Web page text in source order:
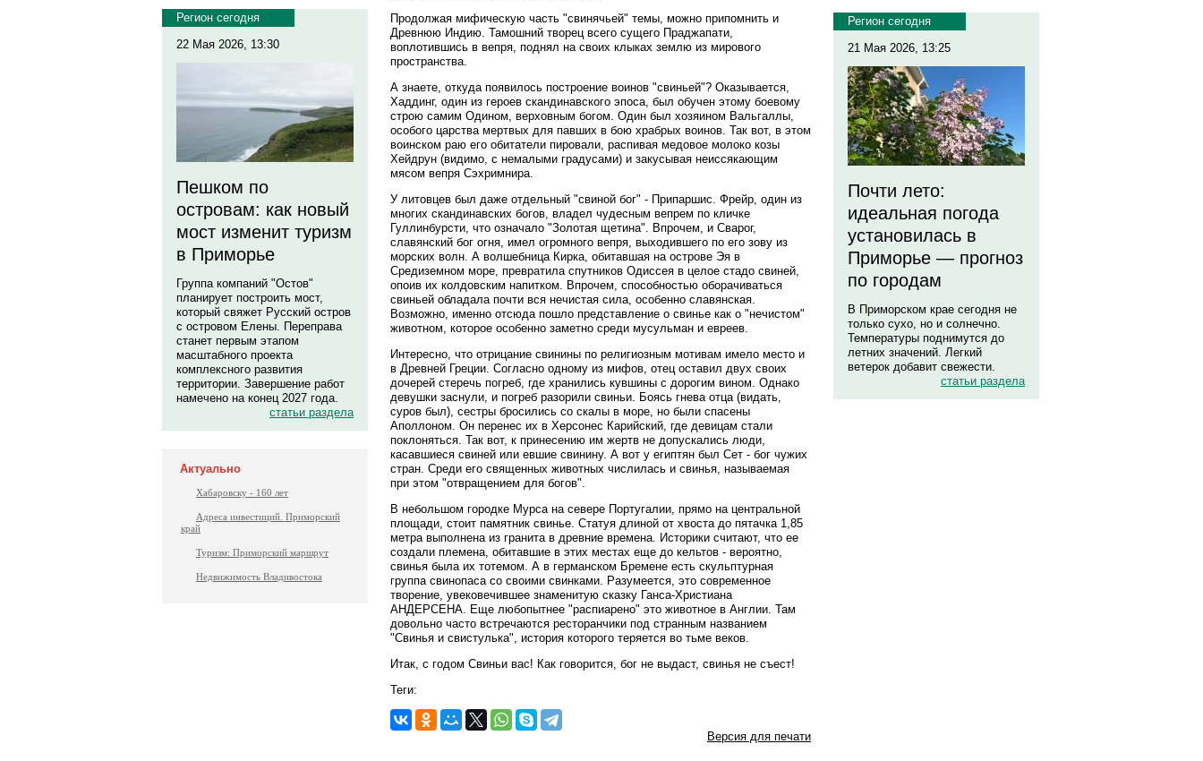
Регион сегодня
22 Мая 2026, 13:30
Пешком по
островам: как новый
мост изменит туризм
в Приморье
Группа компаний "Остов"
планирует построить мост,
который свяжет Русский остров
с островом Елены. Переправа
станет первым этапом
масштабного проекта
комплексного развития
территории. Завершение работ
намечено на конец 2027 года.
статьи раздела
Актуально
Хабаровску - 160 лет
Адреса инвестиций. Приморский
край
Туризм: Приморский маршрут
Недвижимость Владивостока
Продолжая мифическую часть "свинячьей" темы, можно припомнить и
Древнюю Индию. Тамошний творец всего сущего Праджапати,
воплотившись в вепря, поднял на своих клыках землю из мирового
пространства.
А знаете, откуда появилось построение воинов "свиньей"? Оказывается,
Хаддинг, один из героев скандинавского эпоса, был обучен этому боевому
строю самим Одином, верховным богом. Один был хозяином Вальгаллы,
особого царства мертвых для павших в бою храбрых воинов. Так вот, в этом
воинском раю его обитатели пировали, распивая медовое молоко козы
Хейдрун (видимо, с немалыми градусами) и закусывая неиссякающим
мясом вепря Сэхримнира.
У литовцев был даже отдельный "свиной бог" - Припаршис. Фрейр, один из
многих скандинавских богов, владел чудесным вепрем по кличке
Гуллинбурсти, что означало "Золотая щетина". Впрочем, и Сварог,
славянский бог огня, имел огромного вепря, выходившего по его зову из
морских волн. А волшебница Кирка, обитавшая на острове Эя в
Средиземном море, превратила спутников Одиссея в целое стадо свиней,
опоив их колдовским напитком. Впрочем, способностью оборачиваться
свиньей обладала почти вся нечистая сила, особенно славянская.
Возможно, именно отсюда пошло представление о свинье как о "нечистом"
животном, которое особенно заметно среди мусульман и евреев.
Интересно, что отрицание свинины по религиозным мотивам имело место и
в Древней Греции. Согласно одному из мифов, отец оставил двух своих
дочерей стеречь погреб, где хранились кувшины с дорогим вином. Однако
девушки заснули, и погреб разорили свиньи. Боясь гнева отца (видать,
суров был), сестры бросились со скалы в море, но были спасены
Аполлоном. Он перенес их в Херсонес Карийский, где девицам стали
поклоняться. Так вот, к принесению им жертв не допускались люди,
касавшиеся свиней или евшие свинину. А вот у египтян был Сет - бог чужих
стран. Среди его священных животных числилась и свинья, называемая
при этом "отвращением для богов".
В небольшом городке Мурса на севере Португалии, прямо на центральной
площади, стоит памятник свинье. Статуя длиной от хвоста до пятачка 1,85
метра выполнена из гранита в древние времена. Историки считают, что ее
создали племена, обитавшие в этих местах еще до кельтов - вероятно,
свинья была их тотемом. А в германском Бремене есть скульптурная
группа свинопаса со своими свинками. Разумеется, это современное
творение, увековечившее знаменитую сказку Ганса-Христиана
АНДЕРСЕНА. Еще любопытнее "распиарено" это животное в Англии. Там
довольно часто встречаются ресторанчики под странным названием
"Свинья и свистулька", история которого теряется во тьме веков.
Итак, с годом Свиньи вас! Как говорится, бог не выдаст, свинья не съест!
Теги:
Версия для печати
Регион сегодня
21 Мая 2026, 13:25
Почти лето:
идеальная погода
установилась в
Приморье — прогноз
по городам
В Приморском крае сегодня не
только сухо, но и солнечно.
Температуры поднимутся до
летних значений. Легкий
ветерок добавит свежести.
статьи раздела